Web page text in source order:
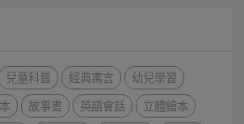
兒童科普 經典寓言
幼兒學習
故事書 英語會話
立體繪本